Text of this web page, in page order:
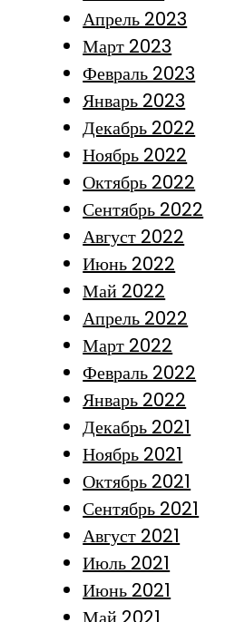
Апрель 2023
Март 2023
Февраль 2023
Январь 2023
Декабрь 2022
Ноябрь 2022
Октябрь 2022
Сентябрь 2022
Август 2022
Июнь 2022
Май 2022
Апрель 2022
Март 2022
Февраль 2022
Январь 2022
Декабрь 2021
Ноябрь 2021
Октябрь 2021
Сентябрь 2021
Август 2021
Июль 2021
Июнь 2021